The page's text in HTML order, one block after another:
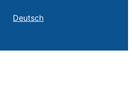
Deutsch